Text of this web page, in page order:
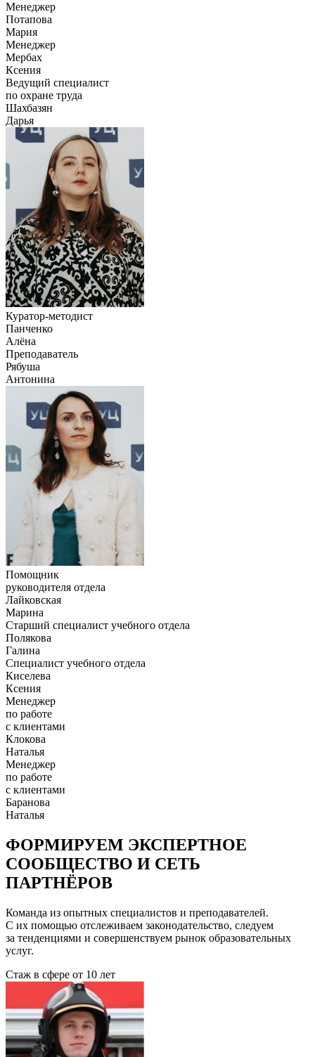
Менеджер
Потапова
Мария
Менеджер
Мербах
Ксения
Ведущий специалист
по охране труда
Шахбазян
Дарья
Куратор-методист
Панченко
Алёна
Преподаватель
Рябуша
Антонина
Помощник
руководителя отдела
Лайковская
Марина
Старший специалист учебного отдела
Полякова
Галина
Специалист учебного отдела
Киселева
Ксения
Менеджер
по работе
с клиентами
Клокова
Наталья
Менеджер
по работе
с клиентами
Баранова
Наталья
ФОРМИРУЕМ ЭКСПЕРТНОЕ
СООБЩЕСТВО И СЕТЬ
ПАРТНЁРОВ
Команда из опытных специалистов и преподавателей.
С их помощью отслеживаем законодательство, следуем
за тенденциями и совершенствуем рынок образовательных
услуг.
Стаж в сфере от 10 лет